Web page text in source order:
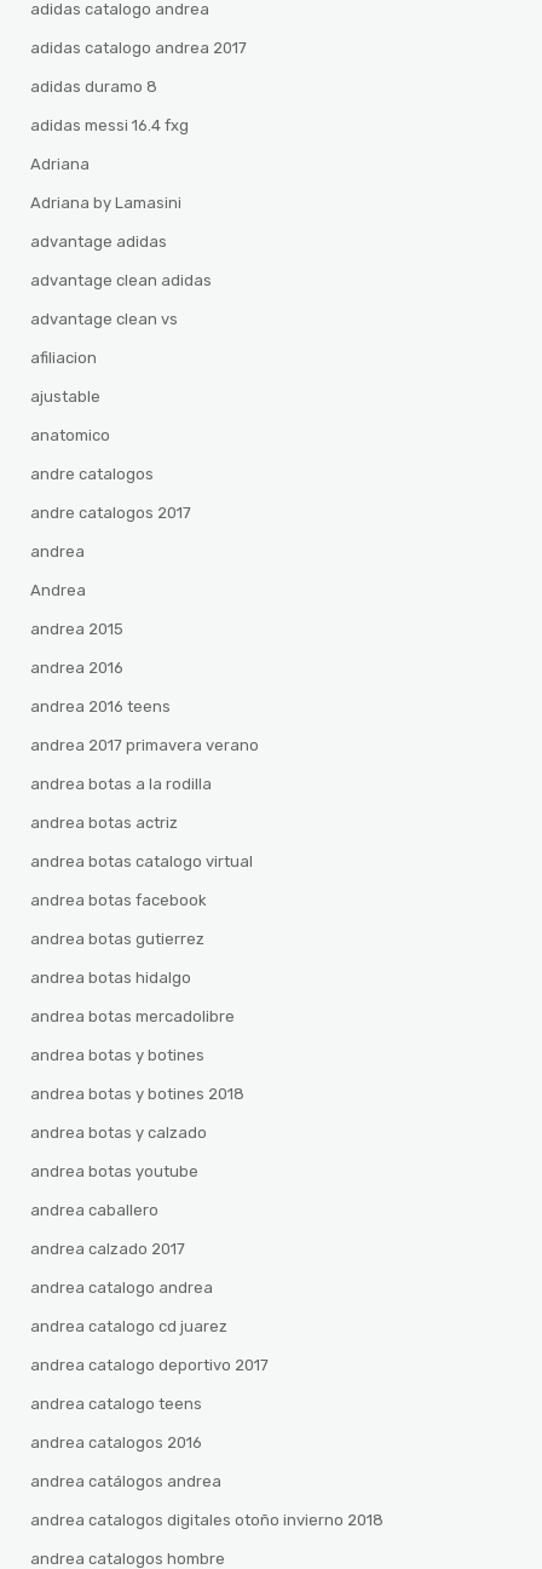
adidas catalogo andrea
adidas catalogo andrea 2017
adidas duramo 8
adidas messi 16.4 fxg
Adriana
Adriana by Lamasini
advantage adidas
advantage clean adidas
advantage clean vs
afiliacion
ajustable
anatomico
andre catalogos
andre catalogos 2017
andrea
Andrea
andrea 2015
andrea 2016
andrea 2016 teens
andrea 2017 primavera verano
andrea botas a la rodilla
andrea botas actriz
andrea botas catalogo virtual
andrea botas facebook
andrea botas gutierrez
andrea botas hidalgo
andrea botas mercadolibre
andrea botas y botines
andrea botas y botines 2018
andrea botas y calzado
andrea botas youtube
andrea caballero
andrea calzado 2017
andrea catalogo andrea
andrea catalogo cd juarez
andrea catalogo deportivo 2017
andrea catalogo teens
andrea catalogos 2016
andrea catálogos andrea
andrea catalogos digitales otoño invierno 2018
andrea catalogos hombre